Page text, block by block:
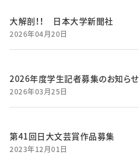
大解剖！！ 日本大学新聞社
2026年04月20日
2026年度学生記者募集のお知らせ
2026年03月25日
第41回日大文芸賞作品募集
2023年12月01日